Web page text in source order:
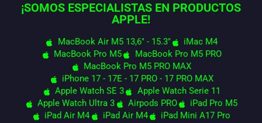
¡SOMOS ESPECIALISTAS EN PRODUCTOS
APPLE!
MacBook Air M5 13,6" - 15.3"
iMac M4
MacBook Pro M5
MacBook Pro M5 PRO
MacBook Pro M5 PRO MAX
iPhone 17 - 17E - 17 PRO - 17 PRO MAX
Apple Watch SE 3
Apple Watch Serie 11
Apple Watch Ultra 3
Airpods PRO
iPad Pro M5
iPad Air M4
iPad Air M4
iPad Mini A17 Pro